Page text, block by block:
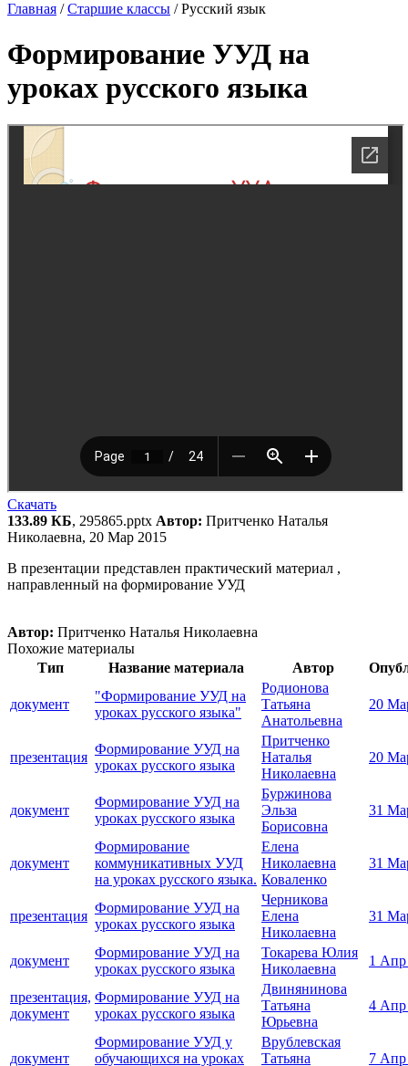
Главная /Старшие классы /Русский язык
Формирование УУД на
уроках русского языка
Скачать
133.89 КБ, 295865.pptx Автор: Притченко Наталья
Николаевна, 20 Мар 2015
В презентации представлен практический материал ,
направленный на формирование УУД
Автор: Притченко Наталья Николаевна
Похожие материалы
Тип
Название материала Автор
документ
"Формирование УУД на
уроках русского языка"
Родионова
Татьяна
Анатольевна
20
презентация
Формирование УУД на
уроках русского языка
Притченко
Наталья
Николаевна
20
документ
Формирование УУД на
уроках русского языка
Буржинова
Эльза
Борисовна
31
документ
Формирование
коммуникативных УУД
на уроках русского языка.
Елена
Николаевна
Коваленко
31
презентация
Формирование УУД на
уроках русского языка
Черникова
Елена
Николаевна
31
документ
Формирование УУД на
уроках русского языка
Токарева Юлия
Николаевна
1 Апр
презентация,
документ
Формирование УУД на
уроках русского языка
Двинянинова
Татьяна
Юрьевна
4 Апр
документ
Формирование УУД у
обучающихся на уроках
Врублевская
Татьяна
7 Апр